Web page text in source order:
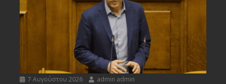
7 Αυγούστου 2026 admin admin